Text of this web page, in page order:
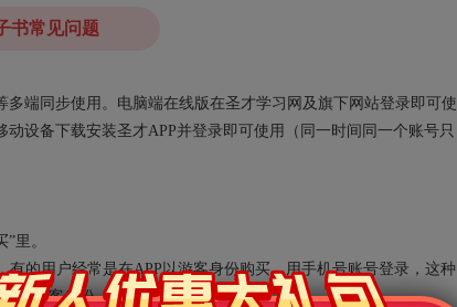
书常见问题
同步使用。电脑端在线版在圣才学习网及旗下网站登录即可使
设备下载安装圣才APP并登录即可使用（同一时间同一个账号只
里。
用户经常是在APP以游客身份购买，用手机号账号登录，这种
到游客身份，再进入“已购买”栏目。